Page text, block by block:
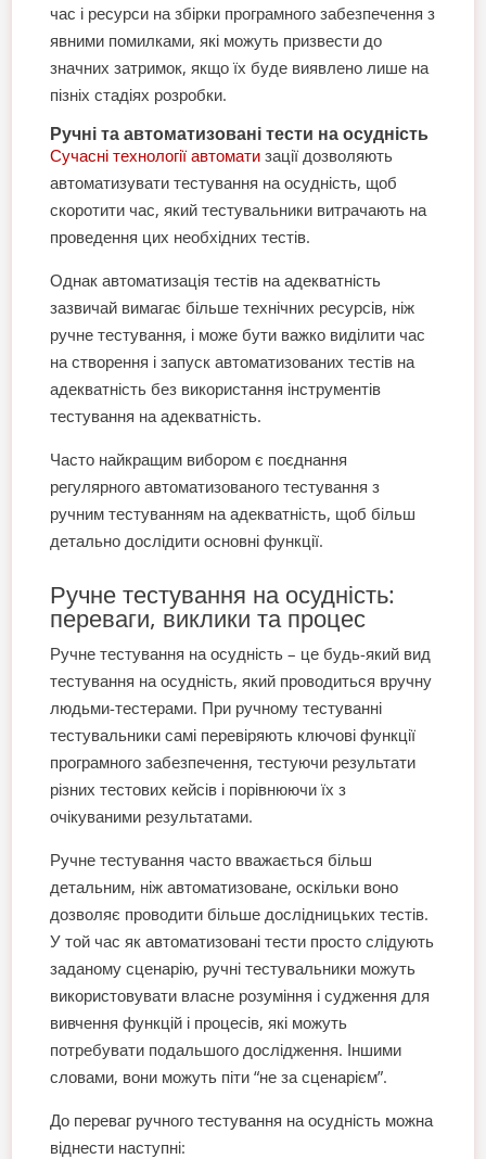
час і ресурси на збірки програмного забезпечення з
явними помилками, які можуть призвести до
значних затримок, якщо їх буде виявлено лише на
пізніх стадіях розробки.
Ручні та автоматизовані тести на осудність
Сучасні технології автомати зації дозволяють
автоматизувати тестування на осудність, щоб
скоротити час, який тестувальники витрачають на
проведення цих необхідних тестів.
Однак автоматизація тестів на адекватність
зазвичай вимагає більше технічних ресурсів, ніж
ручне тестування, і може бути важко виділити час
на створення і запуск автоматизованих тестів на
адекватність без використання інструментів
тестування на адекватність.
Часто найкращим вибором є поєднання
регулярного автоматизованого тестування з
ручним тестуванням на адекватність, щоб більш
детально дослідити основні функції.
Ручне тестування на осудність:
переваги, виклики та процес
Ручне тестування на осудність – це будь-який вид
тестування на осудність, який проводиться вручну
людьми-тестерами. При ручному тестуванні
тестувальники самі перевіряють ключові функції
програмного забезпечення, тестуючи результати
різних тестових кейсів і порівнюючи їх з
очікуваними результатами.
Ручне тестування часто вважається більш
детальним, ніж автоматизоване, оскільки воно
дозволяє проводити більше дослідницьких тестів.
У той час як автоматизовані тести просто слідують
заданому сценарію, ручні тестувальники можуть
використовувати власне розуміння і судження для
вивчення функцій і процесів, які можуть
потребувати подальшого дослідження. Іншими
словами, вони можуть піти “не за сценарієм”.
До переваг ручного тестування на осудність можна
віднести наступні: